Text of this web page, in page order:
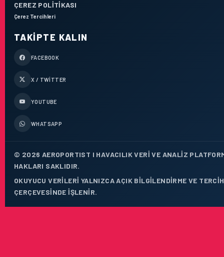
ÇEREZ POLITIKASI
Çerez Tercihleri
TAKIPTE KALIN
FACEBOOK
X / TWITTER
YOUTUBE
WHATSAPP
© 2026 AEROPORTIST I HAVACILIK VERI VE ANALIZ
HAKLARI SAKLIDIR.
OKUYUCU VERILERI YALNIZCA AÇIK BILGILENDIRME VE
ÇERÇEVESINDE IŞLENIR.